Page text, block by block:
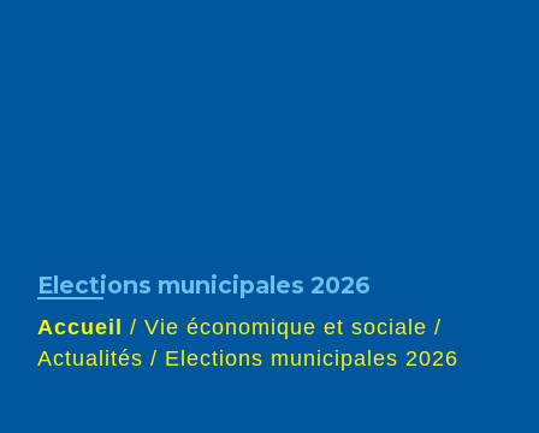
Elections municipales 2026
Accueil / Vie économique et sociale /
Actualités / Elections municipales 2026